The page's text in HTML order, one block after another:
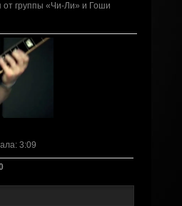
от группы «Чи-Ли» и Гоши
: 3:09